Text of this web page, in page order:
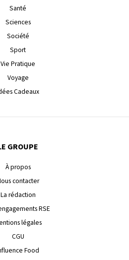
Santé
Sciences
Société
Sport
Vie Pratique
Voyage
Cadeaux
GROUPE
À propos
contacter
La rédaction
RSE
légales
CGU
Food